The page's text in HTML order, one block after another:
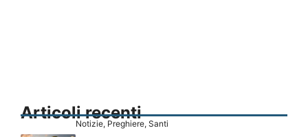
Articoli recenti
Notizie, Preghiere, Santi